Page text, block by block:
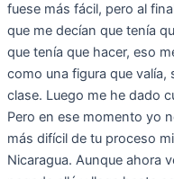
fuese más fácil, pero al
que me decían que tenía
que tenía que hacer, eso
como una figura que valía,
clase. Luego me he dado
Pero en ese momento yo
más difícil de tu proceso
Nicaragua. Aunque ahora